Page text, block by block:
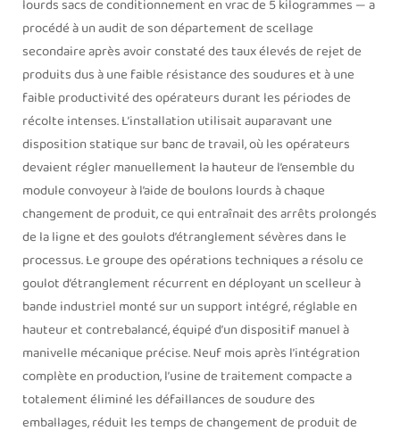
lourds sacs de conditionnement en vrac de 5 kilogrammes — a
procédé à un audit de son département de scellage
secondaire après avoir constaté des taux élevés de rejet de
produits dus à une faible résistance des soudures et à une
faible productivité des opérateurs durant les périodes de
récolte intenses. L’installation utilisait auparavant une
disposition statique sur banc de travail, où les opérateurs
devaient régler manuellement la hauteur de l’ensemble du
module convoyeur à l’aide de boulons lourds à chaque
changement de produit, ce qui entraînait des arrêts prolongés
de la ligne et des goulots d’étranglement sévères dans le
processus. Le groupe des opérations techniques a résolu ce
goulot d’étranglement récurrent en déployant un scelleur à
bande industriel monté sur un support intégré, réglable en
hauteur et contrebalancé, équipé d’un dispositif manuel à
manivelle mécanique précise. Neuf mois après l’intégration
complète en production, l’usine de traitement compacte a
totalement éliminé les défaillances de soudure des
emballages, réduit les temps de changement de produit de